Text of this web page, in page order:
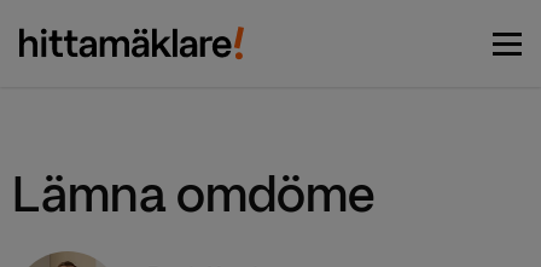
Vi matchar dig med de bästa
mäklarna
Lämna omdöme